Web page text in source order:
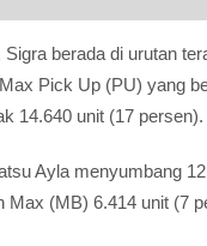
berada di urutan
Pick Up (PU) yang
14.640 unit (17 persen).
Ayla menyumbang
Max (MB) 6.414 unit (7